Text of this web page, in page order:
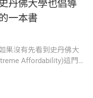
丹佛大學也倡導
一本書
果沒有先看到史丹佛大
Affordability)這門課
實影響力》，就不會發